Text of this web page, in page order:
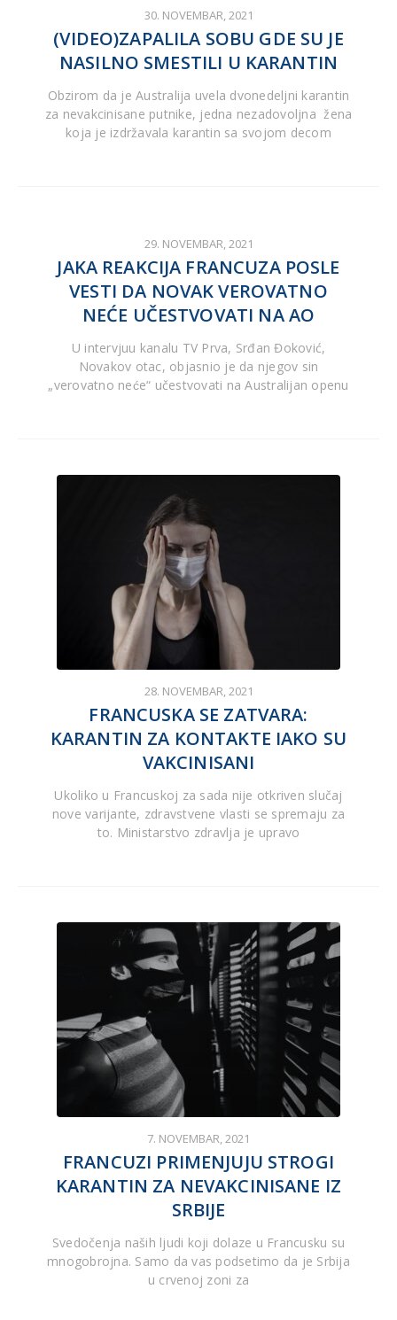
30. NOVEMBAR, 2021
(VIDEO)ZAPALILA SOBU GDE SU JE
NASILNO SMESTILI U KARANTIN
Obzirom da je Australija uvela dvonedeljni karantin
za nevakcinisane putnike, jedna nezadovoljna žena
koja je izdržavala karantin sa svojom decom
29. NOVEMBAR, 2021
JAKA REAKCIJA FRANCUZA POSLE
VESTI DA NOVAK VEROVATNO
NEĆE UČESTVOVATI NA AO
U intervjuu kanalu TV Prva, Srđan Đoković,
Novakov otac, objasnio je da njegov sin
„verovatno neće“ učestvovati na Australijan openu
28. NOVEMBAR, 2021
FRANCUSKA SE ZATVARA:
KARANTIN ZA KONTAKTE IAKO SU
VAKCINISANI
Ukoliko u Francuskoj za sada nije otkriven slučaj
nove varijante, zdravstvene vlasti se spremaju za
to. Ministarstvo zdravlja je upravo
7. NOVEMBAR, 2021
FRANCUZI PRIMENJUJU STROGI
KARANTIN ZA NEVAKCINISANE IZ
SRBIJE
Svedočenja naših ljudi koji dolaze u Francusku su
mnogobrojna. Samo da vas podsetimo da je Srbija
u crvenoj zoni za